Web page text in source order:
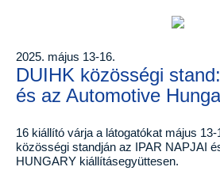
2025. május 13-16.
DUIHK közösségi
és az Automotive
16 kiállító várja a látogatókat május
közösségi standján az IPAR NAPJAI
HUNGARY kiállításegyüttesen.